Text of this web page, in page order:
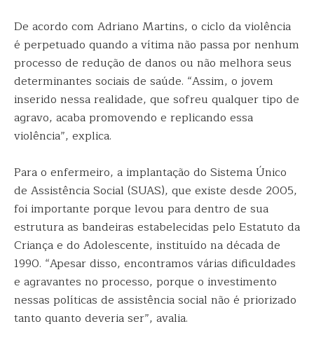
De acordo com Adriano Martins, o ciclo da violência
é perpetuado quando a vítima não passa por nenhum
processo de redução de danos ou não melhora seus
determinantes sociais de saúde. “Assim, o jovem
inserido nessa realidade, que sofreu qualquer tipo de
agravo, acaba promovendo e replicando essa
violência”, explica.
Para o enfermeiro, a implantação do Sistema Único
de Assistência Social (SUAS), que existe desde 2005,
foi importante porque levou para dentro de sua
estrutura as bandeiras estabelecidas pelo Estatuto da
Criança e do Adolescente, instituído na década de
1990. “Apesar disso, encontramos várias dificuldades
e agravantes no processo, porque o investimento
nessas políticas de assistência social não é priorizado
tanto quanto deveria ser”, avalia.